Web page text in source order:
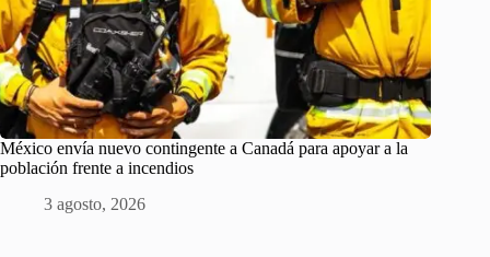
México envía nuevo contingente a Canadá para apoyar a la
población frente a incendios
3 agosto, 2026